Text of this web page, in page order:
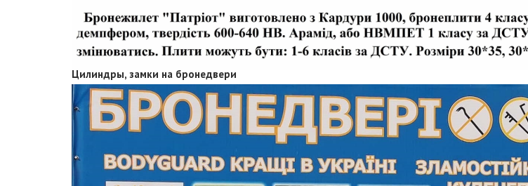
10) Замки на бронедвері. Замки, циліндри
броненакладки, на надійні бронедвері, від
виробника.
Цилиндры, замки на бронедвери
Фурнитура на бронедвери
Мішені, гонги, кулевловлювачі, попери,
падаючі мішені.
Конструкции бронедвери
15) Куленепробивні бронедвері.
Пуленепробиваемые бронедвери,